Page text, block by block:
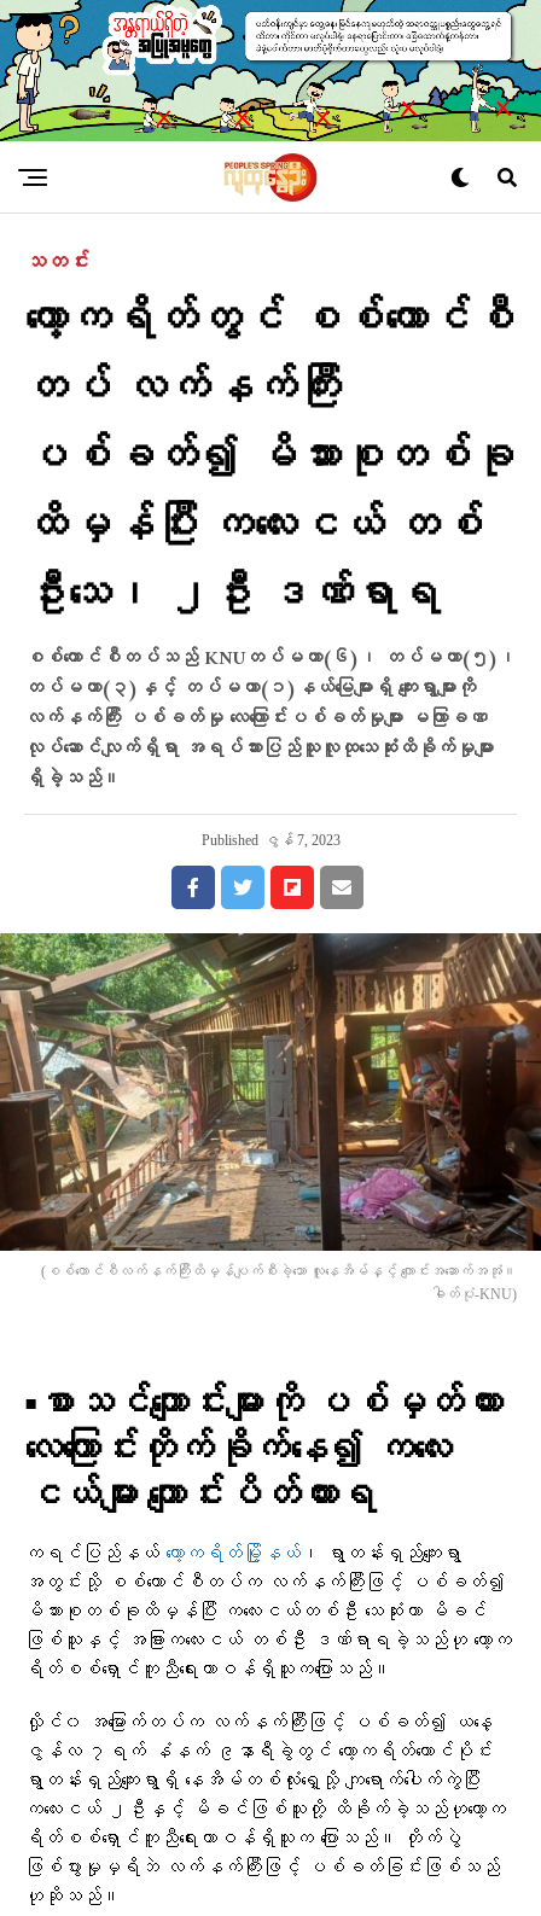
သတင်း
ကော့ကရိတ်တွင် စစ်ကောင်စီ
တပ် လက်နက်ကြီး
ပစ်ခတ်၍ မိသားစုတစ်ခု
ထိမှန်ပြီး ကလေးငယ် တစ်
ဦးသေ၊ ၂ဦး ဒဏ်ရာရ
စစ်ကောင်စီတပ်သည် KNUတပ်မဟာ(၆)၊ တပ်မဟာ(၅)၊
တပ်မဟာ(၃)နှင့် တပ်မဟာ(၁)နယ်မြေများရှိ ကျေးရွာများကို
လက်နက်ကြီး ပစ်ခတ်မှု လေကြောင်းပစ်ခတ်မှုများ မကြာခဏ
လုပ်ဆောင်လျက်ရှိရာ အရပ်သားပြည်သူလူထုသေဆုံးထိခိုက်မှုများ
ရှိခဲ့သည်။
Published ဇွန် 7, 2023
(စစ်​ကောင်စီလက်နက်ကြီးထိမှန်ပျက်စီးခဲ့​သော လူ​နေအိမ်နှင့် ​ကျောင်းအ​ဆောက်အအုံ။
ဓါတ်ပုံ-KNU)
▪︎စာသင်ကျောင်းများကို ပစ်မှတ်ထား
လေကြောင်းတိုက်ခိုက်နေ၍ ကလေး
ငယ်များ ကျောင်းပိတ်ထားရ
ကရင်ပြည်နယ် ကော့ကရိတ်မြို့နယ် ၊ ရွာတန်းရှည်ကျေးရွာ
အတွင်းသို့ စစ်ကောင်စီတပ်က လက်နက်ကြီးဖြင့် ပစ်ခတ်၍
မိသားစုတစ်ခုထိမှန်ပြီး ကလေးငယ်တစ်ဦး သေဆုံးကာ မိခင်
ဖြစ်သူနှင့် အခြားကလေးငယ် တစ်ဦး ဒဏ်ရာရခဲ့သည်ဟု ကော့က
ရိတ်စစ်ရှောင်ကူညီရေးတာဝန်ရှိသူကပြောသည်။
လှိုင်၀ အမြောက်တပ်က လက်နက်ကြီးဖြင့် ပစ်ခတ်၍ ယနေ့
ဇွန်လ ၇ရက် နံနက် ၉နာရီခွဲတွင် ကော့ကရိတ်တောင်ပိုင်း
ရွာတန်းရှည်ကျေးရွာရှိ နေအိမ်တစ်လုံးရှေ့သို့ ကျရောက်ပေါက်ကွဲပြီး
ကလေးငယ် ၂ဦးနှင့် မိခင်ဖြစ်သူတို့ ထိခိုက်ခဲ့သည်ဟုကော့က
ရိတ်စစ်ရှောင်ကူညီရေးတာဝန်ရှိသူက ပြောသည်။ တိုက်ပွဲ
ဖြစ်ပွားမှုမှရိဘဲ လက်နက်ကြီးဖြင့် ပစ်ခတ်ခြင်းဖြစ်သည်
ဟုဆိုသည်။